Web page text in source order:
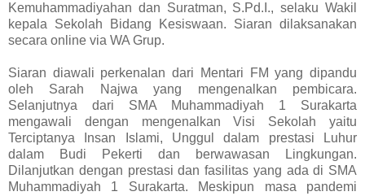
Kemuhammadiyahan dan Suratman, S.Pd.I., selaku Wakil
kepala Sekolah Bidang Kesiswaan. Siaran dilaksanakan
secara online via WA Grup.
Siaran diawali perkenalan dari Mentari FM yang dipandu
oleh Sarah Najwa yang mengenalkan pembicara.
Selanjutnya dari SMA Muhammadiyah 1 Surakarta
mengawali dengan mengenalkan Visi Sekolah yaitu
Terciptanya Insan Islami, Unggul dalam prestasi Luhur
dalam Budi Pekerti dan berwawasan Lingkungan.
Dilanjutkan dengan prestasi dan fasilitas yang ada di SMA
Muhammadiyah 1 Surakarta. Meskipun masa pandemi